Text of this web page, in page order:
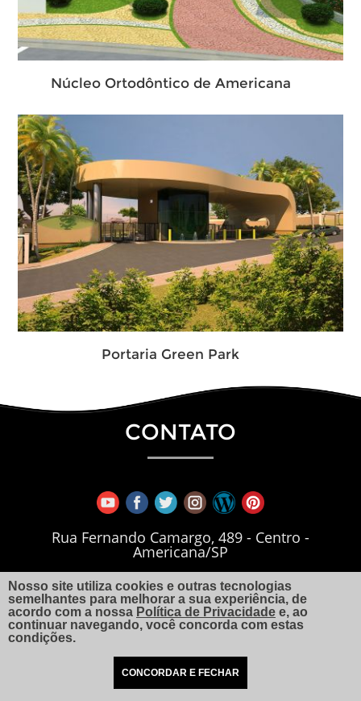
Núcleo Ortodôntico de Americana
Portaria Green Park
CONTATO
Rua Fernando Camargo, 489 - Centro -
Americana/SP
Visualizar no Mapa.
+55 19 99766-1990
+55 19 3462.3674
Nosso site utiliza cookies e outras tecnologias
semelhantes para melhorar a sua experiência, de
acordo com a nossa Política de Privacidade e, ao
continuar navegando, você concorda com estas
condições.
CONCORDAR E FECHAR